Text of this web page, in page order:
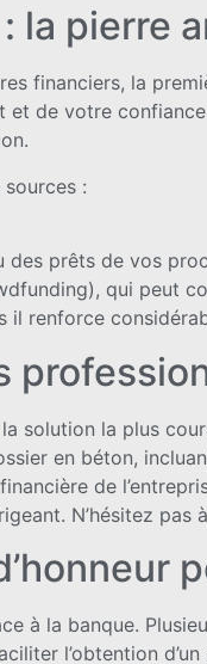
la pierre
financiers, la
de votre
:
des prêts de vos
qui peut
il renforce
solution la plus
en béton,
de
N’hésitez
à la banque.
l’obtention